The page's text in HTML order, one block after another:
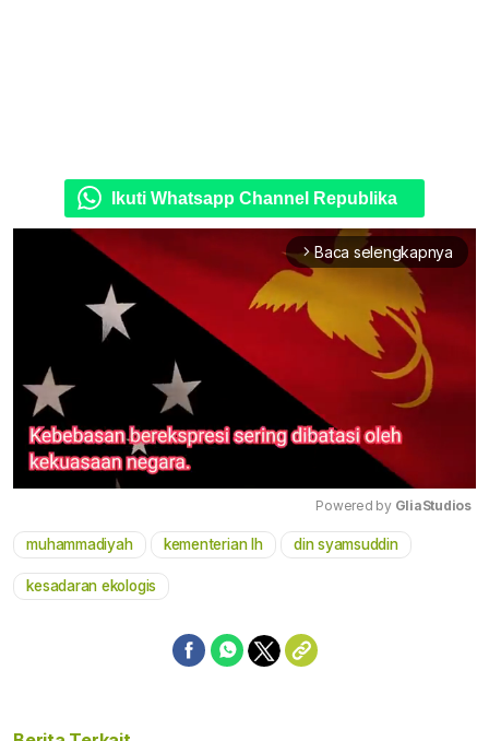
Ikuti Whatsapp Channel Republika
arrow_forward_ios Baca selengkapnya
Mute
Powered by GliaStudios
muhammadiyah kementerian lh din syamsuddin
kesadaran ekologis